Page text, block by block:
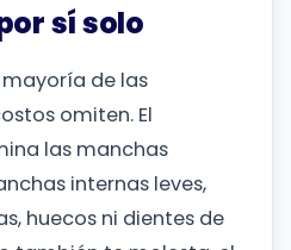
sí solo
de las
omiten. El
las manchas
internas leves,
huecos ni dientes de